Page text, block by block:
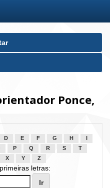
Ponce,
D E F G H
P Q R S
T
X Y Z
letras: